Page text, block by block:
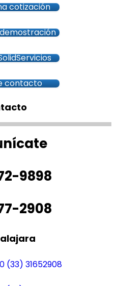
cotización
contacto
9898
2908
(33) 31652908